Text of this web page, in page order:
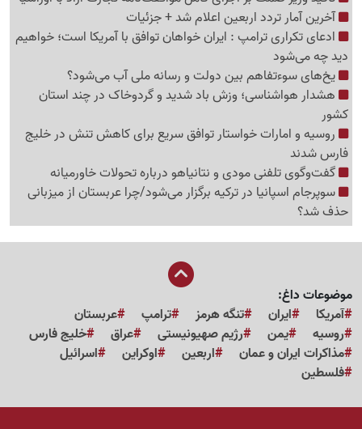
آخرین آمار تردد اربعین اعلام شد + جزئیات
ادعای تکراری ترامپ : ایران خواهان توافق با آمریکا است؛ خواهیم
دید چه می‌شود
یخ‌های سوءتفاهم بین دولت و رسانه ملی آب می‌شود؟
هشدار هواشناسی؛ وزش باد شدید و گردوخاک در چند استان
کشور
روسیه و امارات خواستار توافق سریع برای کاهش تنش در خلیج
فارس شدند
گفت‌وگوی تلفنی مودی و نتانیاهو درباره تحولات خاورمیانه
سوپرجام اسپانیا در ترکیه برگزار می‌شود/چرا عربستان از میزبانی
حذف شد؟
موضوعات داغ:
آمریکا
ایران تنگه هرمز ترامپ
عربستان
روسیه
یمن رژیم صهیونیستی عراق
خلیج فارس
مذاکرات ایران و عمان
اربعین اوکراین
اسرائیل
فلسطین